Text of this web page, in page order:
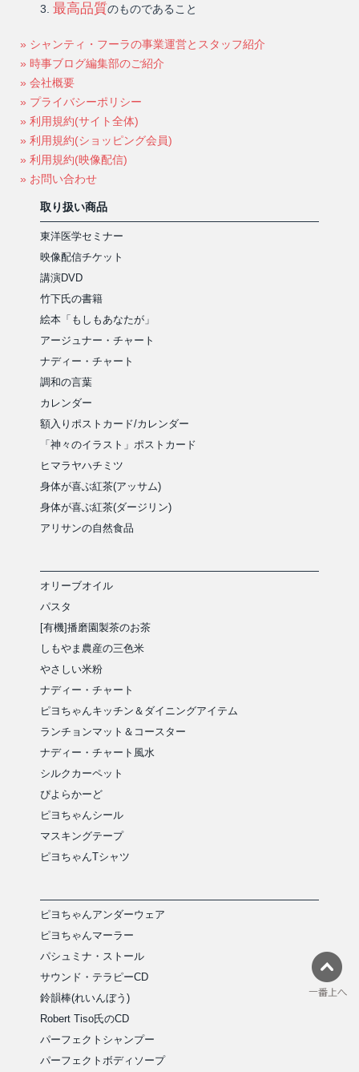
最高品質のものであること
» シャンティ・フーラの事業運営とスタッフ紹介
» 時事ブログ編集部のご紹介
» 会社概要
» プライバシーポリシー
» 利用規約(サイト全体)
» 利用規約(ショッピング会員)
» 利用規約(映像配信)
» お問い合わせ
取り扱い商品
東洋医学セミナー
映像配信チケット
講演DVD
竹下氏の書籍
絵本「もしもあなたが」
アージュナー・チャート
ナディー・チャート
調和の言葉
カレンダー
額入りポストカード/カレンダー
「神々のイラスト」ポストカード
ヒマラヤハチミツ
身体が喜ぶ紅茶(アッサム)
身体が喜ぶ紅茶(ダージリン)
アリサンの自然食品
オリーブオイル
パスタ
[有機]播磨園製茶のお茶
しもやま農産の三色米
やさしい米粉
ナディー・チャート
ピヨちゃんキッチン＆ダイニングアイテム
ランチョンマット＆コースター
ナディー・チャート風水
シルクカーペット
ぴよらかーど
ピヨちゃんシール
マスキングテープ
ピヨちゃんTシャツ
ピヨちゃんアンダーウェア
ピヨちゃんマーラー
パシュミナ・ストール
サウンド・テラピーCD
鈴韻棒(れいんぼう)
Robert Tiso氏のCD
パーフェクトシャンプー
パーフェクトボディソープ